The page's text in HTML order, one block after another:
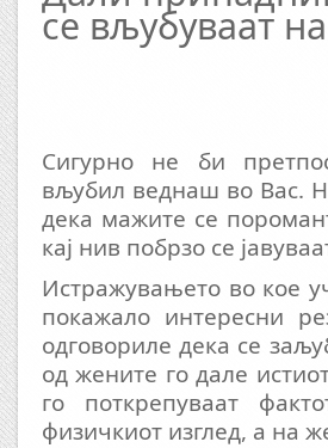
се вљубуваат
Сигурно не би
вљубил веднаш во Вас.
дека мажите се
кај нив побрзо се
Истражувањето во кое
покажало интересни
одговориле дека се
од жените го дале
го поткрепуваат
физичкиот изглед, а на